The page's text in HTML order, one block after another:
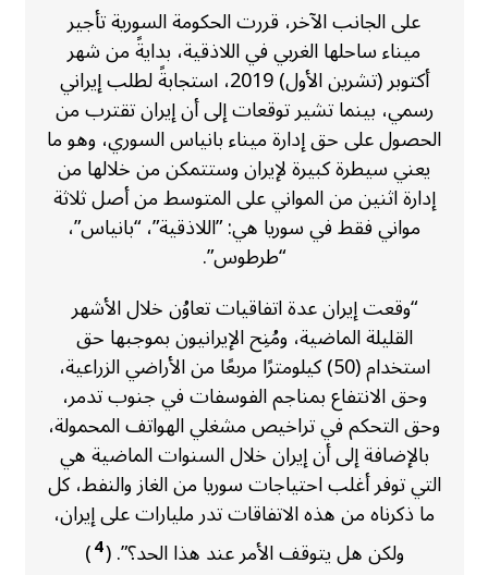
على الجانب الآخر، قررت الحكومة السورية تأجير
ميناء ساحلها الغربي في اللاذقية، بدايةً من شهر
أكتوبر (تشرين الأول) 2019، استجابةً لطلب إيراني
رسمي، بينما تشير توقعات إلى أن إيران تقترب من
الحصول على حق إدارة ميناء بانياس السوري، وهو ما
يعني سيطرة كبيرة لإيران وستتمكن من خلالها من
إدارة اثنين من المواني على المتوسط من أصل ثلاثة
مواني فقط في سوريا هي: ‏”اللاذقية”، “بانياس”،
“طرطوس‎.”‎
“وقعت إيران عدة اتفاقيات تعاوُن خلال الأشهر
القليلة الماضية، ومُنِح الإيرانيون بموجبها حق
استخدام (50) كيلومترًا مربعًا من الأراضي الزراعية،
وحق الانتفاع بمناجم الفوسفات في جنوب تدمر،
وحق التحكم في تراخيص مشغلي الهواتف المحمولة،
بالإضافة إلى أن إيران خلال السنوات الماضية هي
التي توفر أغلب احتياجات سوريا من الغاز والنفط، كل
ما ذكرناه من هذه الاتفاقات تدر مليارات على إيران،
ولكن هل يتوقف الأمر عند هذا الحد؟”. (4
)